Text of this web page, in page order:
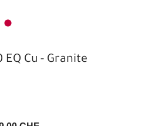
Cu - Granite